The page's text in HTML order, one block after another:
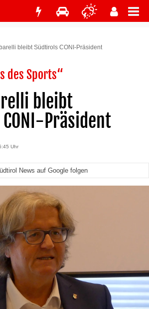
bleibt Südtirols CONI-Präsident
des Sports“
bleibt
Präsident
Uhr
News auf Google folgen